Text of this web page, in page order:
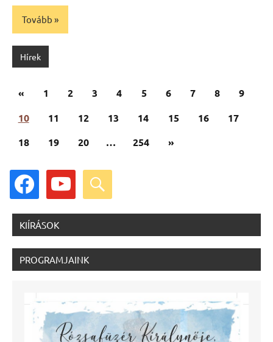
Tovább
Hírek
Bejegyzések
lapozása
«Előző
1 2 3 4 5 6 7 8
9
10
11 12 13 14 15 16
17
18
19 20 … 254
Következő
»
facebook youtube search
KIÍRÁSOK
PROGRAMJAINK